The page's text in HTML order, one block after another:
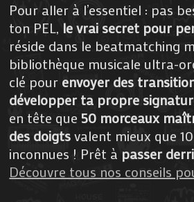
Pour aller à l’essentiel : pas
ton PEL, le vrai secret pour
réside dans le beatmatching
bibliothèque musicale ultra-
clé pour envoyer des
développer ta propre
en tête que 50 morceaux
des doigtsvalent mieux que
inconnues ! Prêt à passer
Découvre tous nos conseils